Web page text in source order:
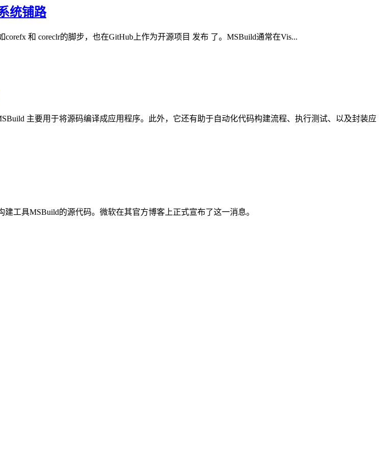
统铺路
和 coreclr的脚步，也在GitHub上作为开源项目 发布 了。MSBuild通常在Vis...
主要用于将源码编译成应用程序。此外，它还有助于自动化代码构建流程、执行测试、以及封装应
工具MSBuild的源代码。微软在其官方博客上正式宣布了这一消息。